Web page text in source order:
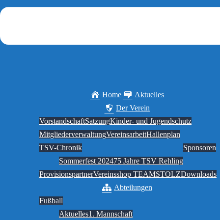
Home
Aktuelles
Der Verein
VorstandschaftSatzungKinder- und Jugendschutz
MitgliederverwaltungVereinsarbeitHallenplan
TSV-Chronik
Sommerfest 202475 Jahre TSV Rehling
Sponsoren
ProvisionspartnerVereinsshop TEAMSTOLZDownloads
Abteilungen
Fußball
Aktuelles1. Mannschaft